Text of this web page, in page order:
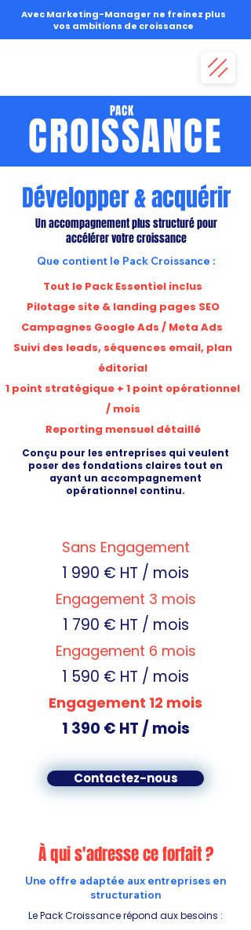
Avec Marketing-Manager ne freinez plus
vos ambitions de croissance
CROISSANCE
PACK
Développer & acquérir
Un accompagnement plus structuré pour
accélérer votre croissance
Que contient le Pack Croissance :
Tout le Pack Essentiel inclus
Pilotage site & landing pages SEO
Campagnes Google Ads / Meta Ads
Suivi des leads, séquences email, plan
éditorial
1 point stratégique + 1 point opérationnel
/ mois
Reporting mensuel détaillé
Conçu pour les entreprises qui veulent
poser des fondations claires tout en
ayant un accompagnement
opérationnel continu.
Sans Engagement
1 990 € HT / mois
Engagement 3 mois
1 790 € HT / mois
Engagement 6 mois
1 590 € HT / mois
Engagement 12 mois
1 390 € HT / mois
Contactez-nous
À qui s'adresse ce forfait ?
Une offre adaptée aux entreprises en
structuration
Le Pack Croissance répond aux besoins :